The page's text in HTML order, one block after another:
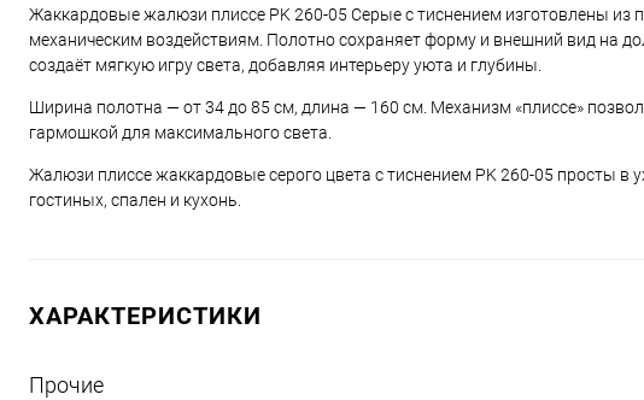
Жаккардовые жалюзи плиссе PK 260-05 Серые с тиснением изготовлены из
механическим воздействиям. Полотно сохраняет форму и внешний вид на
создаёт мягкую игру света, добавляя интерьеру уюта и глубины.
Ширина полотна — от 34 до 85 см, длина — 160 см. Механизм «плиссе»
гармошкой для максимального света.
Жалюзи плиссе жаккардовые серого цвета с тиснением PK 260-05 просты в
гостиных, спален и кухонь.
ХАРАКТЕРИСТИКИ
Прочие